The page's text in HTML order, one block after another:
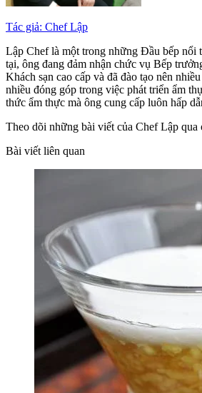
Tác giả: Chef Lập
Lập Chef là một trong những Đầu bếp nổi
tại, ông đang đảm nhận chức vụ Bếp
Khách sạn cao cấp và đã đào tạo nên
nhiều đóng góp trong việc phát triển ẩm
thức ẩm thực mà ông cung cấp luôn hấp
Theo dõi những bài viết của Chef Lập qua
Bài viết liên quan